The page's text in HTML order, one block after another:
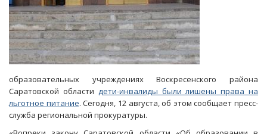
образовательных учреждениях Воскресенского района
Саратовской области дети-инвалиды были лишены права на
льготное питание. Сегодня, 12 августа, об этом сообщает пресс-
служба региональной прокуратуры.